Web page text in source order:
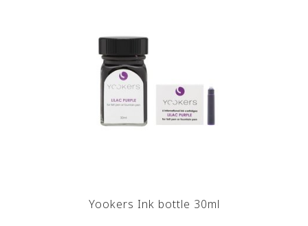
Yookers Ink bottle 30ml